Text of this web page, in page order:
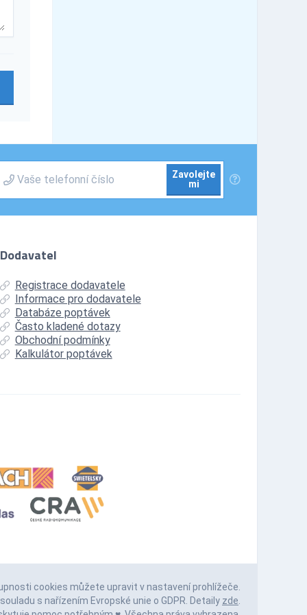
Zavolejte
mi
Dodavatel
Registrace dodavatele
Informace pro dodavatele
Databáze poptávek
Často kladené dotazy
Obchodní podmínky
Kalkulátor poptávek
cookies můžete upravit v nastavení prohlížeče.
s nařízením Evropské unie o GDPR. Detaily zde